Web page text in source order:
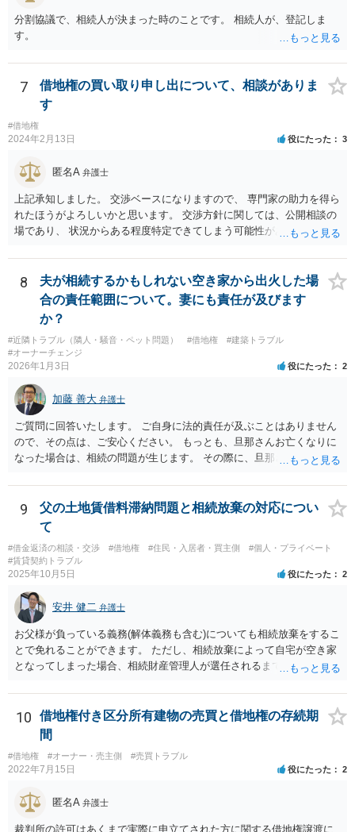
分割協議で、相続人が決まった時のことです。 相続人が、登記しま
す。
7
借地権の買い取り申し出について、相談がありま
す
#借地権
2024年2月13日 役にたった 3
匿名A 弁護士
上記承知しました。 交渉ベースになりますので、 専門家の助力を得ら
れたほうがよろしいかと思います。 交渉方針に関しては、公開相談の
場であり、 状況からある程度特定できてしまう可能性があり、 相手方
いたします。
8
夫が相続するかもしれない空き家から出火した場
合の責任範囲について。妻にも責任が及びます
か？
#近隣トラブル（隣人・騒音・ペット問題） #借地権
#建築トラブル
#オーナーチェンジ
2026年1月3日 役にたった 2
加藤 善大 弁護士
ご質問に回答いたします。 ご自身に法的責任が及ぶことはありません
ので、その点は、ご安心ください。 もっとも、旦那さんお亡くなりに
なった場合は、相続の問題が生じます。 その際に、旦那さんが損害賠
とにはなります。 また、建物は旦那さんも２分の１を相続したことに
なっていますが、 遺産分割未了のまま旦那さんが亡くなると、ご質問
者様がその２分の１の分を相続することになります。 借家に建ってい
が、 まずはその点をはっきりさせた方がよさそうですね。 ご質問に対
する回答は以上ですが、可能であれば、ご依頼になるかは別にして、
求めることをおすすめいたします。 ご参考にしていただけますと幸い
です。
9
父の土地賃借料滞納問題と相続放棄の対応につい
て
#借金返済の相談・交渉 #借地権 #住民・入居者・買主側
#個人・プライベート
#賃貸契約トラブル
2025年10月5日 役にたった 2
安井 健二 弁護士
お父様が負っている義務(解体義務も含む)についても相続放棄をするこ
とで免れることができます。 ただし、相続放棄によって自宅が空き家
となってしまった場合、相続財産管理人が選任されるまで、管理義務
父様の私物は基本的に放置しておいたほうがよいでしょう。 下手に処
分してしまうと相続をしたとみなされてしまい、相続放棄が困難にな
ることがあります。 また、関係者から連絡があった際は相続放棄を検
討していると伝え、相続放棄後は相続放棄申述証明書の控えを交付す
るとよいと考えます。
10
借地権付き区分所有建物の売買と借地権の存続期
間
#借地権 #オーナー・売主側 #売買トラブル
2022年7月15日 役にたった 2
匿名A 弁護士
裁判所の許可はあくまで実際に申立てされた方に関する借地権譲渡に